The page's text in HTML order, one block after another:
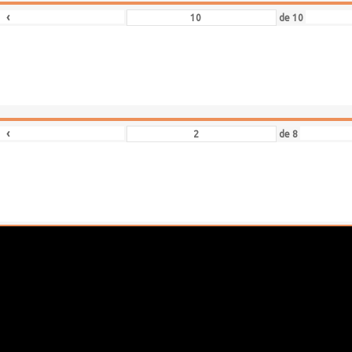
‹ de10
‹ de 8